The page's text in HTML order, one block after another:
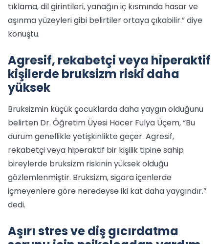
tıklama, dil girintileri, yanağın iç kısmında hasar ve
aşınma yüzeyleri gibi belirtiler ortaya çıkabilir.” diye
konuştu.
Agresif, rekabetçi veya hiperaktif
kişilerde bruksizm riski daha
yüksek
Bruksizmin küçük çocuklarda daha yaygın olduğunu
belirten Dr. Öğretim Üyesi Hacer Fulya Üçem, “Bu
durum genellikle yetişkinlikte geçer. Agresif,
rekabetçi veya hiperaktif bir kişilik tipine sahip
bireylerde bruksizm riskinin yüksek olduğu
gözlemlenmiştir. Bruksizm, sigara içenlerde
içmeyenlere göre neredeyse iki kat daha yaygındır.”
dedi.
Aşırı stres ve diş gıcırdatma